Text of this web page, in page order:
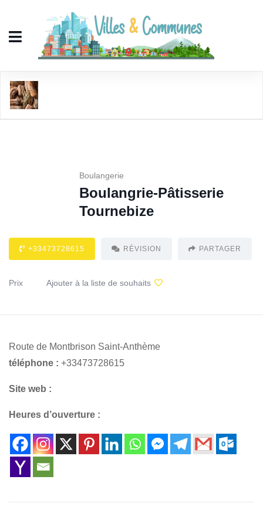
Boulangerie
Boulangrie-Pâtisserie
Tournebize
+33473728615 RÉVISION PARTAGER
Prix Ajouter à la liste de souhaits
Route de Montbrison Saint-Anthème
téléphone : +33473728615
Site web :
Heures d’ouverture :